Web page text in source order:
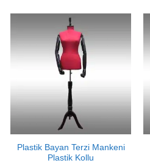
Plastik Bayan Terzi Mankeni
Plastik Kollu